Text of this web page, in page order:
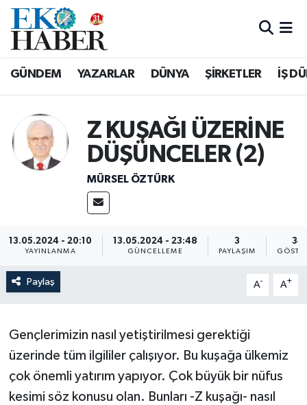
GÜNDEM YAZARLAR DÜNYA ŞİRKETLER İŞ
Z KUŞAĞI ÜZERİNE
DÜŞÜNCELER (2)
MÜRSEL ÖZTÜRK
13.05.2024 - 20:10
YAYINLANMA
13.05.2024 - 23:48
GÜNCELLEME
3
PAYLAŞIM
34
Paylaş A- A+
Gençlerimizin nasıl yetiştirilmesi gerektiği
üzerinde tüm ilgililer çalışıyor. Bu kuşağa ülkemiz
çok önemli yatırım yapıyor. Çok büyük bir nüfus
kesimi söz konusu olan. Bunları -Z kuşağı- nasıl
Hava Durumu
Süper Lig Puan Durumu ve Fikstür
Tüm Manşetler
Son Dakika Haberleri